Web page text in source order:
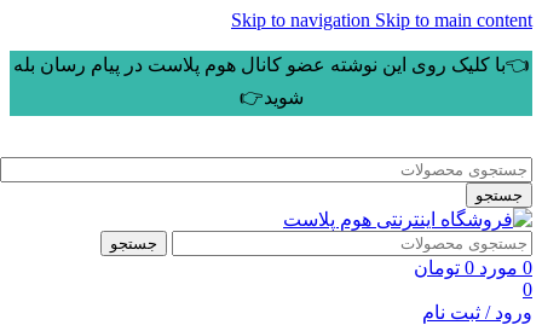
Skip to navigation Skip to main content
👈با کلیک روی این نوشته عضو کانال هوم پلاست در پیام رسان بله
شوید👉
جستجو
جستجو
0 مورد 0 تومان
0
ورود / ثبت نام